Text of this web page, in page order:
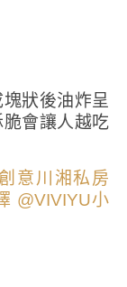
狀後油炸呈
會讓人越吃